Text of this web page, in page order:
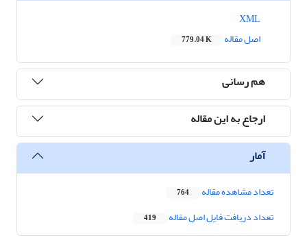
اصل مقاله
779.04 K
هم رسانی
ارجاع به این مقاله
آمار
تعداد مشاهده مقاله 764
تعداد دریافت فایل اصل مقاله 419